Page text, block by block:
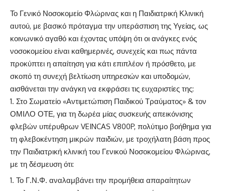
Το Γενικό Νοσοκομείο Φλώρινας και η Παιδιατρική Κλινική
αυτού, με βασικό πρόταγμα την υπεράσπιση της Υγείας, ως
κοινωνικό αγαθό και έχοντας υπόψη ότι οι ανάγκες ενός
νοσοκομείου είναι καθημερινές, συνεχείς και πως πάντα
προκύπτει η απαίτηση για κάτι επιπλέον ή πρόσθετο, με
σκοπό τη συνεχή βελτίωση υπηρεσιών και υποδομών,
αισθάνεται την ανάγκη να εκφράσει τις ευχαριστίες της:
Στο Σωματείο «Αντιμετώπιση Παιδικού Τραύματος» & τον
ΟΜΙΛΟ ΟΤΕ, για τη δωρέα μίας συσκευής απεικόνισης
φλεβών υπέρυθρων VEINCAS V800P, πολύτιμο βοήθημα για
τη φλεβοκέντηση μικρών παιδιών, με τροχήλατη βάση προς
την Παιδιατρική κλινική του Γενικού Νοσοκομείου Φλώρινας,
με τη δέσμευση ότι:
Το Γ.Ν.Φ. αναλαμβάνει την προμήθεια απαραίτητων